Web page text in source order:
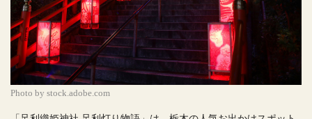
Photo by stock.adobe.com